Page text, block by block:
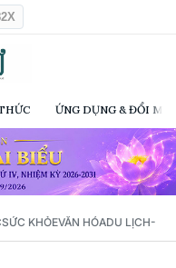
ỨNG DỤNG & ĐỔI
SỨC KHỎEVĂN HÓADU LỊCH-